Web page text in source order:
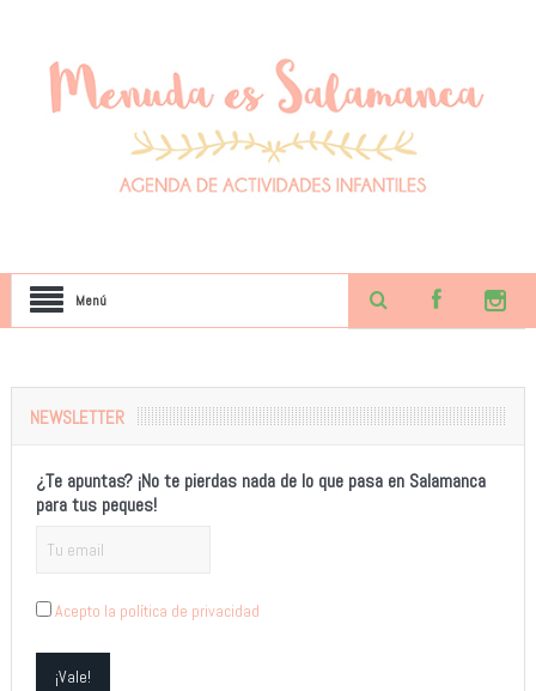
Menú
NEWSLETTER
¿Te apuntas? ¡No te pierdas nada de lo que pasa en Salamanca
para tus peques!
Acepto la política de privacidad